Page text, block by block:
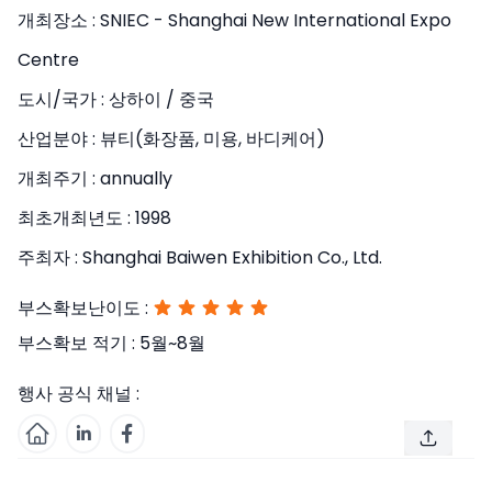
개최장소 : SNIEC - Shanghai New International Expo
Centre
도시/국가 : 상하이 / 중국
산업분야 : 뷰티(화장품, 미용, 바디케어)
개최주기 : annually
최초개최년도 : 1998
주최자 : Shanghai Baiwen Exhibition Co., Ltd.
부스확보난이도 :
부스확보 적기 : 5월~8월
행사 공식 채널 :